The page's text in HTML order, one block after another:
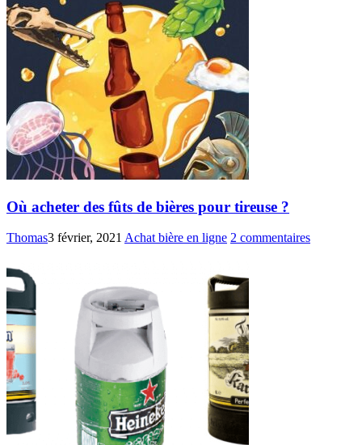
Où acheter des fûts de bières pour tireuse ?
Thomas3 février, 2021 Achat bière en ligne 2 commentaires